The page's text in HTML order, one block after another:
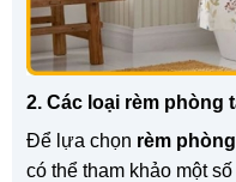
2. Các loại rèm phòng
Để lựa chọn rèm
có thể tham khảo một